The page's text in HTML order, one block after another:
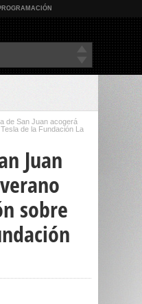
de San Juan acogerá
de la Fundación La
Juan
sobre